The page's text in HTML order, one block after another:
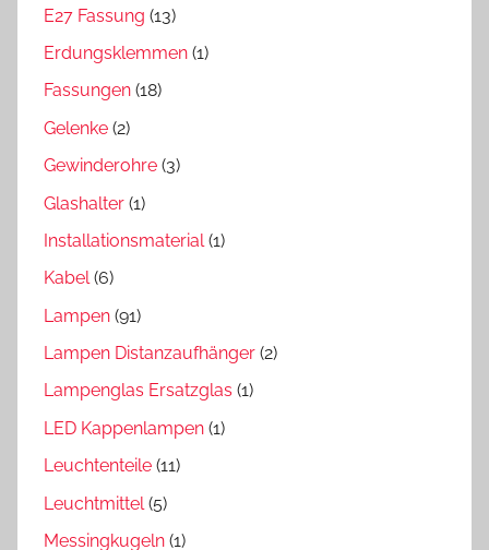
E27 Fassung (13)
Erdungsklemmen (1)
Fassungen (18)
Gelenke (2)
Gewinderohre (3)
Glashalter (1)
Installationsmaterial(1)
Kabel(6)
Lampen (91)
Lampen Distanzaufhänger (2)
Lampenglas Ersatzglas (1)
LED Kappenlampen (1)
Leuchtenteile (11)
Leuchtmittel (5)
Messingkugeln (1)